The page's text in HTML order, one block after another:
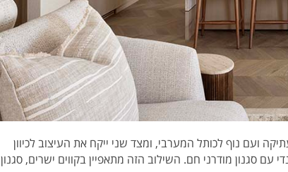
ועם נוף לכותל המערבי, ומצד שני ייקח את העיצוב לכיוון
סגנון מודרני חם. השילוב הזה מתאפיין בקווים ישרים, סגנון